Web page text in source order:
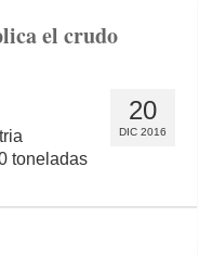
el crudo
20
DIC 2016
toneladas